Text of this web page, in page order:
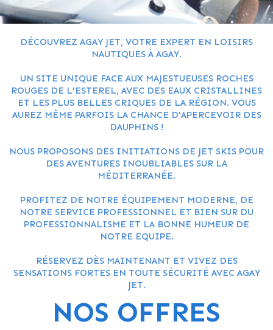
DÉCOUVREZ AGAY JET, VOTRE EXPERT EN LOISIRS
NAUTIQUES À AGAY.
UN SITE UNIQUE FACE AUX MAJESTUEUSES ROCHES
ROUGES DE L'ESTEREL, AVEC DES EAUX CRISTALLINES
ET LES PLUS BELLES CRIQUES DE LA RÉGION. VOUS
AUREZ MÊME PARFOIS LA CHANCE D'APERCEVOIR DES
DAUPHINS !
NOUS PROPOSONS DES INITIATIONS DE JET SKIS POUR
DES AVENTURES INOUBLIABLES SUR LA
MÉDITERRANÉE.
PROFITEZ DE NOTRE ÉQUIPEMENT MODERNE, DE
NOTRE SERVICE PROFESSIONNEL ET BIEN SUR DU
PROFESSIONNALISME ET LA BONNE HUMEUR DE
NOTRE EQUIPE.
RÉSERVEZ DÈS MAINTENANT ET VIVEZ DES
SENSATIONS FORTES EN TOUTE SÉCURITÉ AVEC AGAY
JET.
NOS OFFRES